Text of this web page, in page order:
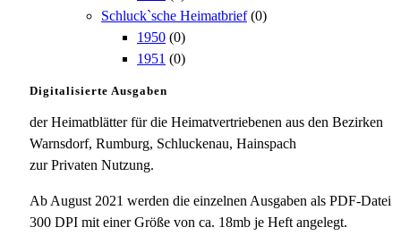
Schluck`sche Heimatbrief (0)
1950 (0)
1951 (0)
Digitalisierte Ausgaben
der Heimatblätter für die Heimatvertriebenen aus den Bezirken
Warnsdorf, Rumburg, Schluckenau, Hainspach
zur Privaten Nutzung.
Ab August 2021 werden die einzelnen Ausgaben als PDF-Datei
300 DPI mit einer Größe von ca. 18mb je Heft angelegt.